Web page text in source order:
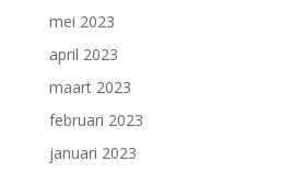
mei 2023
april 2023
maart 2023
februari 2023
januari 2023